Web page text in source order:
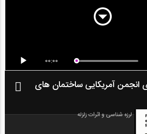
00:00
انجمن آمریکایی ساختمان های
لرزه شناسی و اثرات زلزله